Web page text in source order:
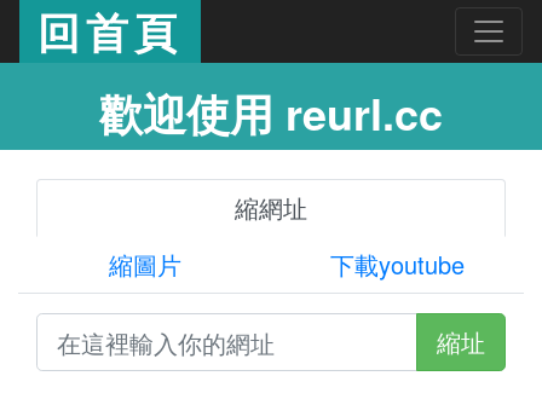
回首頁
歡迎使用 reurl.cc
縮網址
縮圖片
下載youtube
縮址